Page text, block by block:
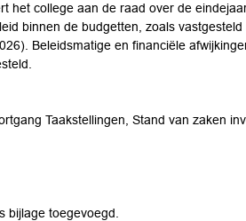
het college aan de raad over de
binnen de budgetten, zoals
Beleidsmatige en financiële
Taakstellingen, Stand van zaken
bijlage toegevoegd.